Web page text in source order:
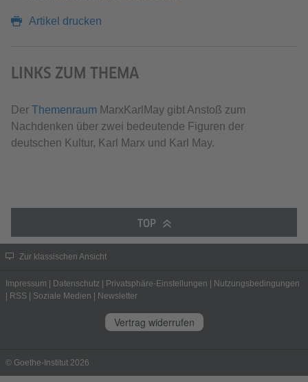
Artikel drucken
LINKS ZUM THEMA
Der Themenraum MarxKarlMay gibt Anstoß zum
Nachdenken über zwei bedeutende Figuren der
deutschen Kultur, Karl Marx und Karl May.
TOP
Zur klassischen Ansicht
Impressum | Datenschutz | Privatsphäre-Einstellungen | Nutzungsbedingungen
| RSS | Soziale Medien | Newsletter
Vertrag widerrufen
© Goethe-Institut 2026